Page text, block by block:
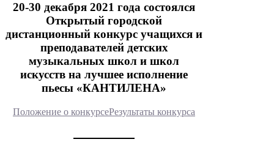
20-30 декабря 2021 года состоялся
Открытый городской
дистанционный конкурс учащихся и
преподавателей детских
музыкальных школ и школ
искусств на лучшее исполнение
пьесы «КАНТИЛЕНА»
Положение о конкурсеРезультаты конкурса